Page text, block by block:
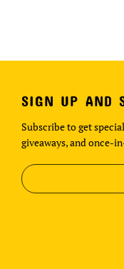
SIGN UP AND
Subscribe to get
giveaways, and once-